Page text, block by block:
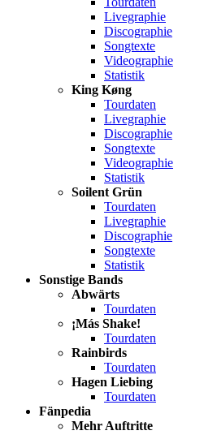
Livegraphie
Discographie
Songtexte
Videographie
Statistik
King Køng
Tourdaten
Livegraphie
Discographie
Songtexte
Videographie
Statistik
Soilent Grün
Tourdaten
Livegraphie
Discographie
Songtexte
Statistik
Sonstige Bands
Abwärts
Tourdaten
¡Más Shake!
Tourdaten
Rainbirds
Tourdaten
Hagen Liebing
Tourdaten
Fänpedia
Mehr Auftritte